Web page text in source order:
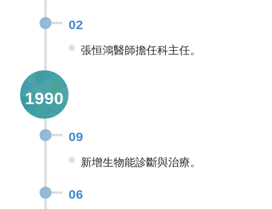
02
張恒鴻醫師擔任科主任。
1990
09
新增生物能診斷與治療。
06